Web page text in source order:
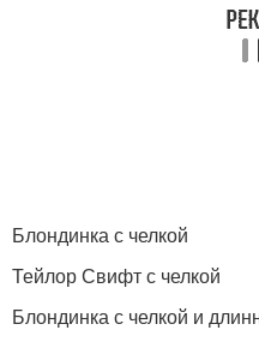
Блондинка с челкой
Тейлор Свифт с челкой
Блондинка с челкой и